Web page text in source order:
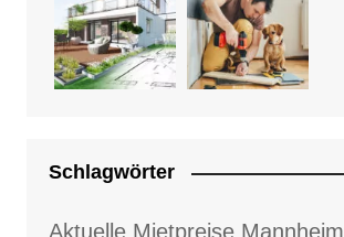
Schlagwörter
Aktuelle Mietpreise Mannheim